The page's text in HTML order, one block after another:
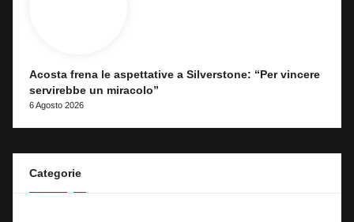
Acosta frena le aspettative a Silverstone: “Per vincere
servirebbe un miracolo”
6 Agosto 2026
Categorie